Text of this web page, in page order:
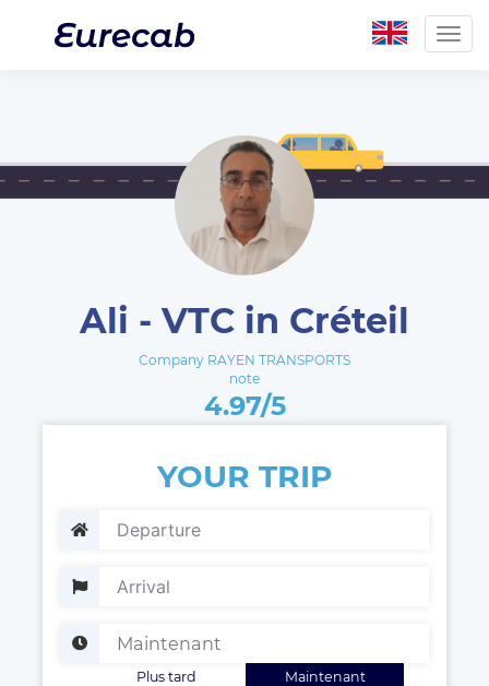
Ali - VTC in Créteil
Company RAYEN TRANSPORTS
note
4.97/5
YOUR TRIP
Maintenant
Plus tard